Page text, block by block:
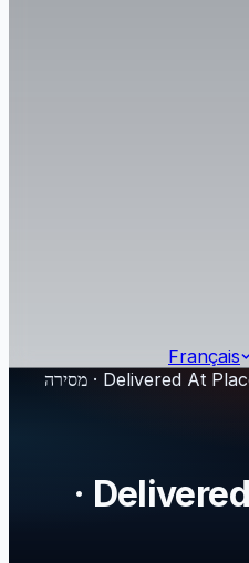
Français
DAP (Delivered At Place · מסירה
DAP (Delivered At Place ·